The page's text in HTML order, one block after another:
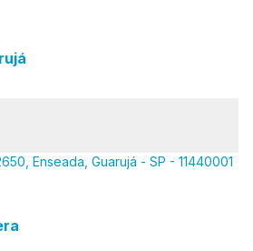
Enseada, Guarujá - SP - 11440001